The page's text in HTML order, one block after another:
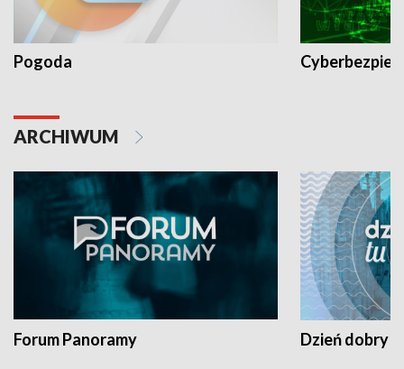
Pogoda
ARCHIWUM
Forum Panoramy Dzień dobry